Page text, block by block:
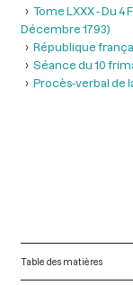
Tome LXXX - Du 4
Décembre 1793)
République
Séance du 10
Procès-verbal de
Table des matières